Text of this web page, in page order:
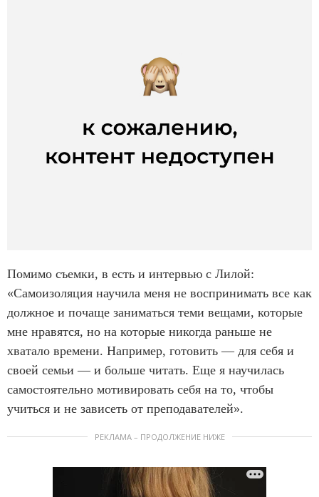
Помимо съемки, в есть и интервью с Лилой:
«Самоизоляция научила меня не воспринимать все как
должное и почаще заниматься теми вещами, которые
мне нравятся, но на которые никогда раньше не
хватало времени. Например, готовить — для себя и
своей семьи — и больше читать. Еще я научилась
самостоятельно мотивировать себя на то, чтобы
учиться и не зависеть от преподавателей».
РЕКЛАМА – ПРОДОЛЖЕНИЕ НИЖЕ